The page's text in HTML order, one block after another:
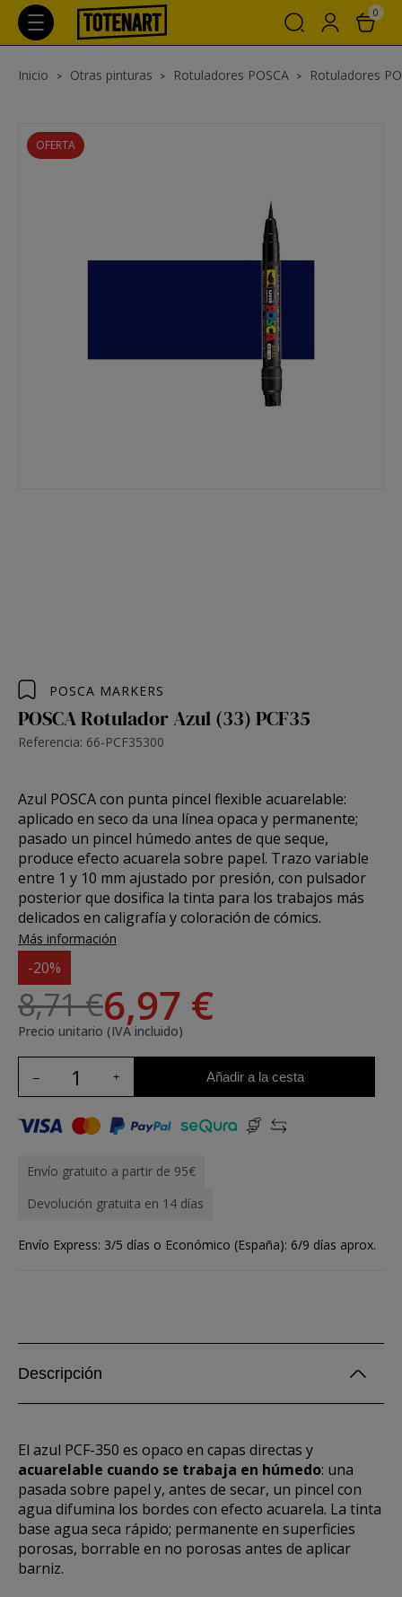
0
Inicio Otras pinturas Rotuladores POSCA Rotuladores
OFERTA
POSCA MARKERS
POSCA Rotulador Azul (33) PCF35
Referencia: 66-PCF35300
Azul POSCA con punta pincel flexible acuarelable:
aplicado en seco da una línea opaca y permanente;
pasado un pincel húmedo antes de que seque,
produce efecto acuarela sobre papel. Trazo variable
entre 1 y 10 mm ajustado por presión, con pulsador
posterior que dosifica la tinta para los trabajos más
delicados en caligrafía y coloración de cómics.
Más información
-20%
8,71 €6,97 €
Precio unitario (IVA incluido)
Añadir a la cesta
Envío gratuito a partir de 95€
Devolución gratuita en 14 días
Envío Express: 3/5 días o Económico (España): 6/9 días aprox.
Descripción
El azul PCF-350 es opaco en capas directas y
acuarelable cuando se trabaja en húmedo: una
pasada sobre papel y, antes de secar, un pincel con
agua difumina los bordes con efecto acuarela. La tinta
base agua seca rápido; permanente en superficies
porosas, borrable en no porosas antes de aplicar
barniz.